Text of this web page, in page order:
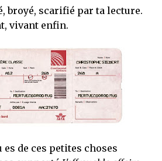
broyé, scarifié par ta lecture.
vivant enfin.
de ces petites choses